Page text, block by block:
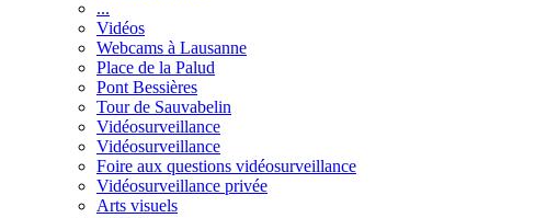
...
Vidéos
Webcams à Lausanne
Place de la Palud
Pont Bessières
Tour de Sauvabelin
Vidéosurveillance
Vidéosurveillance
Foire aux questions vidéosurveillance
Vidéosurveillance privée
Arts visuels